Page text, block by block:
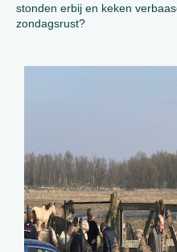
stonden erbij en keken
zondagsrust?